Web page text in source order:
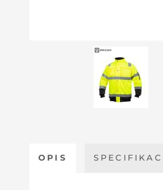
OPIS